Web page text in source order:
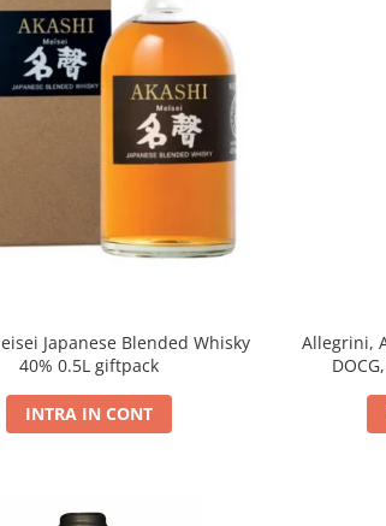
Japanese Blended Whisky
40% 0.5L giftpack
INTRA IN CONT
Allegrini,